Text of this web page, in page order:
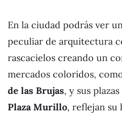
En la ciudad podrás ver
peculiar de arquitectura
rascacielos creando un
mercados coloridos,
de las Brujas, y sus
Plaza Murillo, reflejan su